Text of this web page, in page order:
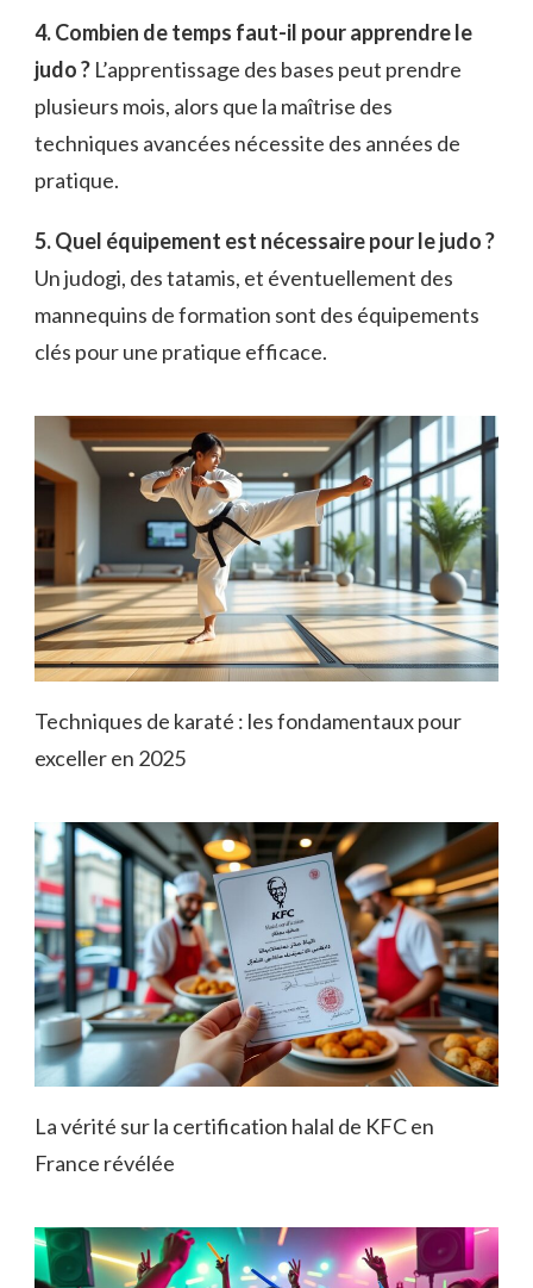
4. Combien de temps faut-il pour apprendre le
judo ? L’apprentissage des bases peut prendre
plusieurs mois, alors que la maîtrise des
techniques avancées nécessite des années de
pratique.
5. Quel équipement est nécessaire pour le judo ?
Un judogi, des tatamis, et éventuellement des
mannequins de formation sont des équipements
clés pour une pratique efficace.
Techniques de karaté : les fondamentaux pour
exceller en 2025
La vérité sur la certification halal de KFC en
France révélée